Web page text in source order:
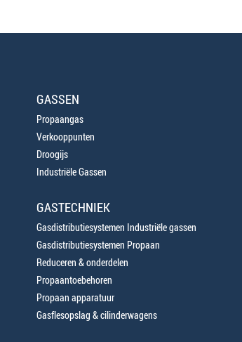
GASSEN
Propaangas
Verkooppunten
Droogijs
Industriële Gassen
GASTECHNIEK
Gasdistributiesystemen Industriële gassen
Gasdistributiesystemen Propaan
Reduceren & onderdelen
Propaantoebehoren
Propaan apparatuur
Gasflesopslag & cilinderwagens